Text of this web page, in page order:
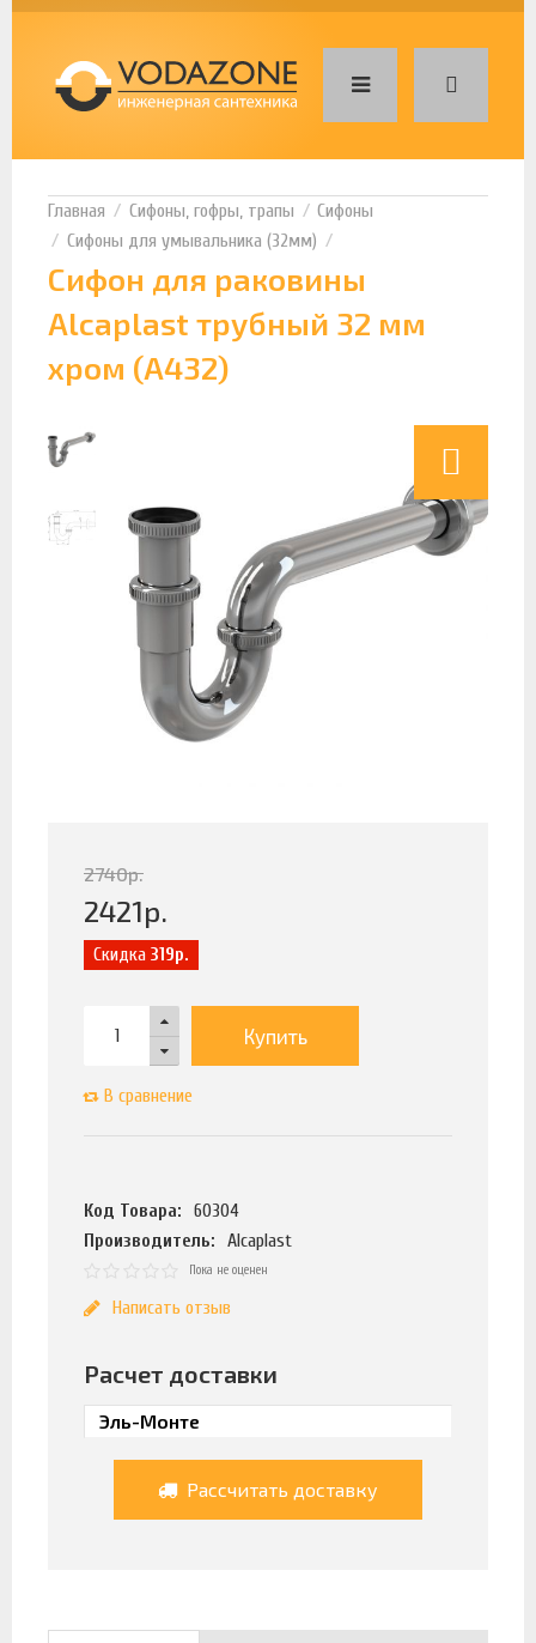
Сифоны, гофры, трапы
Сифоны
Сифоны для умывальника (32мм)
Сифон для раковины
Alcaplast трубный 32 мм
хром (A432)
2740р.
2421р.
Скидка 319р.
Купить
В сравнение
Код Товара:
60304
Производитель:
Alcaplast
Пока не оценен
Написать отзыв
Расчет доставки
Рассчитать доставку